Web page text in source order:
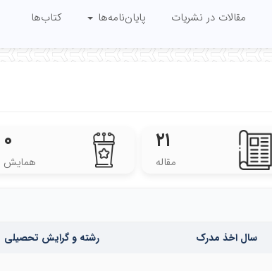
مقالات در نشریات پایان‌نامه‌ها کتاب‌ها
۲۱
مقاله
۰
همایش
سال اخذ مدرک رشته و گرایش تحصیلی